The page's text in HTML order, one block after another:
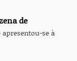
de
apresentou-se à